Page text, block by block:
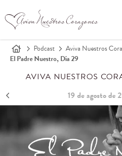
Podcast
Aviva Nuestros
El Padre Nuestro, Día 29
AVIVA NUESTROS
19 de agosto de